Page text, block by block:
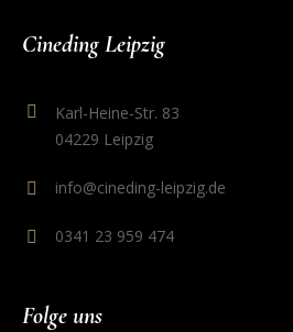
Cineding Leipzig
Karl-Heine-Str. 83
04229 Leipzig
info@cineding-leipzig.de
0341 23 959 474
Folge uns